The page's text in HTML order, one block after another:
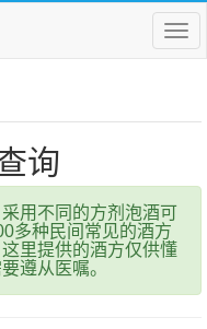
菜
单
询
用不同的方剂泡酒可
多种民间常见的酒方
里提供的酒方仅供懂
遵从医嘱。